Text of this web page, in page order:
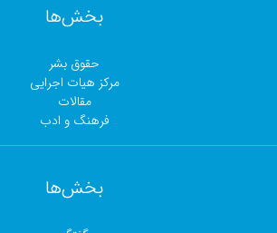
بخش‌ها
حقوق بشر
مرکز هیات اجرایی
مقالات
فرهنگ و ادب
بخش‌ها